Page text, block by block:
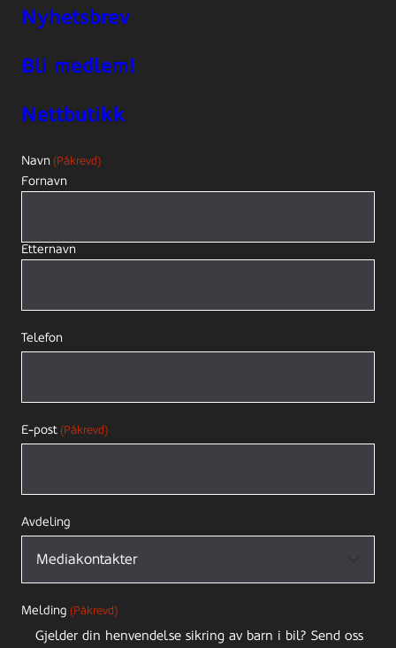
Nyhetsbrev
Bli medlem!
Nettbutikk
Navn (Påkrevd)
Fornavn
Etternavn
Telefon
E-post (Påkrevd)
Avdeling
Melding (Påkrevd)
Gjelder din henvendelse sikring av barn i bil? Send oss